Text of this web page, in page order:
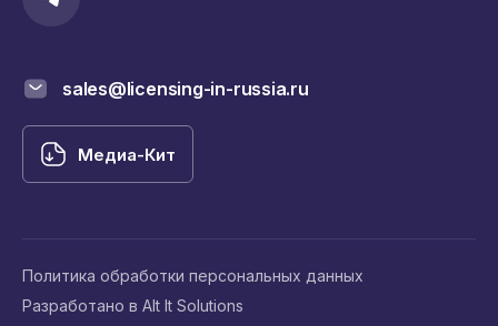
sales@licensing-in-russia.ru
Медиа-Кит
Политика обработки персональных данных
Разработано в Alt It Solutions